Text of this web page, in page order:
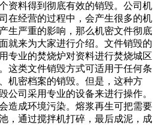
资料得到彻底有效的销毁。公司机
在经营的过程中，会产生很多的机
生严重的影响，那么机密文件彻底
就来为大家进行介绍。文件销毁的
专业的焚烧炉对资料进行焚烧城区
这类文件销毁方式可适用于任何条
机密档案的销毁。但是，这种方
公司采用专业的设备来进行操作。
造成环境污染。熔浆再生可把需要
，通过搅拌机打碎，最后成泥，成